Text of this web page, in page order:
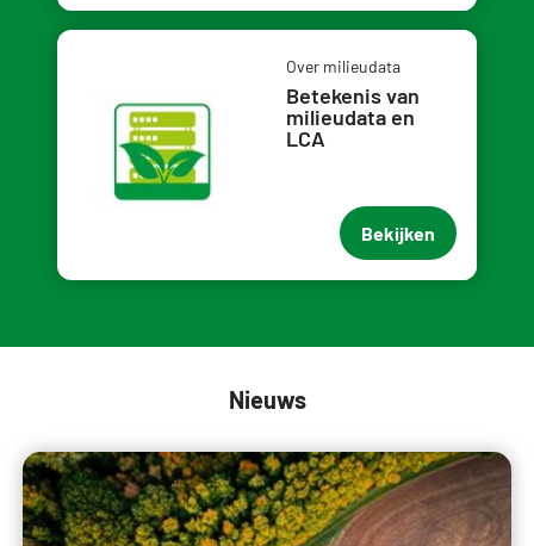
Over milieudata
Betekenis van
milieudata en
LCA
Bekijken
Nieuws